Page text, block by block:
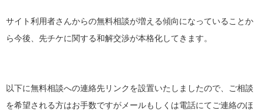
サイト利用者さんからの無料相談が増える傾向になっていることか
ら今後、先チケに関する和解交渉が本格化してきます。
以下に無料相談への連絡先リンクを設置いたしましたので、ご相談
を希望される方はお手数ですがメールもしくは電話にてご連絡のほ